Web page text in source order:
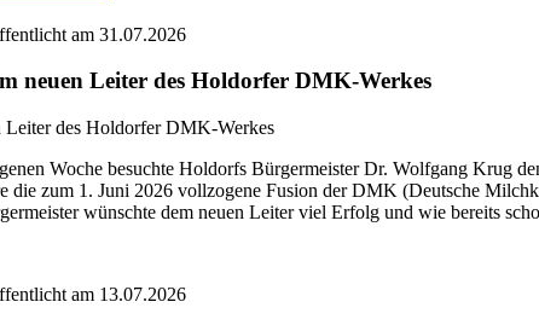
am 31.07.2026
neuen Leiter des Holdorfer DMK-Werkes
Woche besuchte Holdorfs Bürgermeister Dr. Wolfgang Krug
die zum 1. Juni 2026 vollzogene Fusion der DMK (Deutsche
wünschte dem neuen Leiter viel Erfolg und wie bereits
am 13.07.2026